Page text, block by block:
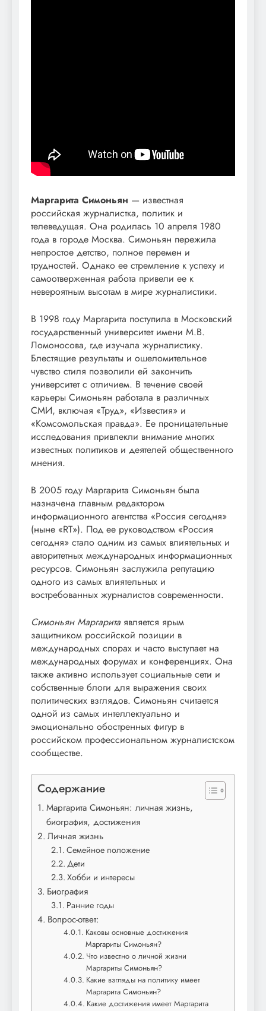
Маргарита Симоньян — известная
российская журналистка, политик и
телеведущая. Она родилась 10 апреля 1980
года в городе Москва. Симоньян пережила
непростое детство, полное перемен и
трудностей. Однако ее стремление к успеху и
самоотверженная работа привели ее к
невероятным высотам в мире журналистики.
В 1998 году Маргарита поступила в Московский
государственный университет имени М.В.
Ломоносова, где изучала журналистику.
Блестящие результаты и ошеломительное
чувство стиля позволили ей закончить
университет с отличием. В течение своей
карьеры Симоньян работала в различных
СМИ, включая «Труд», «Известия» и
«Комсомольская правда». Ее проницательные
исследования привлекли внимание многих
известных политиков и деятелей общественного
мнения.
В 2005 году Маргарита Симоньян была
назначена главным редактором
информационного агентства «Россия сегодня»
(ныне «RT»). Под ее руководством «Россия
сегодня» стало одним из самых влиятельных и
авторитетных международных информационных
ресурсов. Симоньян заслужила репутацию
одного из самых влиятельных и
востребованных журналистов современности.
Симоньян Маргаритаявляется ярым
защитником российской позиции в
международных спорах и часто выступает на
международных форумах и конференциях. Она
также активно использует социальные сети и
собственные блоги для выражения своих
политических взглядов. Симоньян считается
одной из самых интеллектуально и
эмоционально обостренных фигур в
российском профессиональном журналистском
сообществе.
Содержание
Маргарита Симоньян: личная жизнь,
биография, достижения
Личная жизнь
Семейное положение
Дети
Хобби и интересы
Биография
Ранние годы
Вопрос-ответ:
Каковы основные достижения
Маргариты Симоньян?
Что известно о личной жизни
Маргариты Симоньян?
Какие взгляды на политику имеет
Маргарита Симоньян?
Какие достижения имеет Маргарита